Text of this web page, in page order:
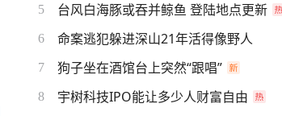
5 台风白海豚或吞并鲸鱼 登陆地点更新
6 命案逃犯躲进深山21年活得像野人
7 狗子坐在酒馆台上突然“跟唱”
8 宇树科技IPO能让多少人财富自由